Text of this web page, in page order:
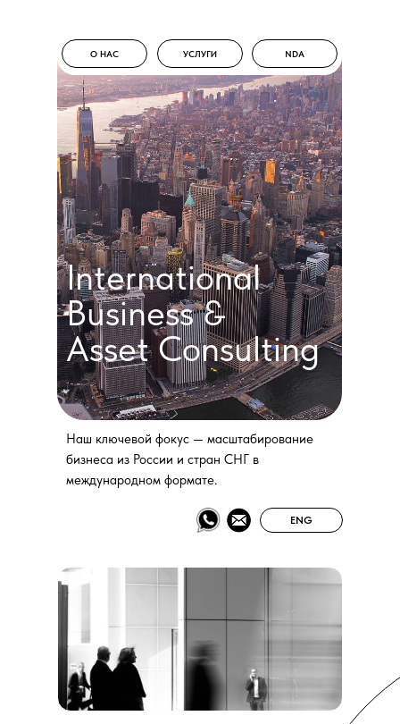
NDA
УСЛУГИ
О НАС
International
Business &
Asset Consulting
Наш ключевой фокус — масштабирование
бизнеса из России и стран СНГ в
международном формате.
ENG